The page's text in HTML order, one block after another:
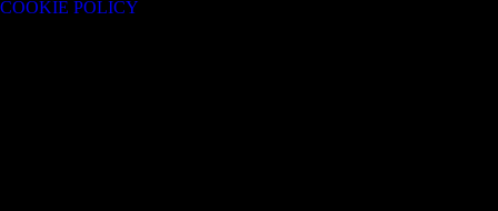
COOKIE POLICY